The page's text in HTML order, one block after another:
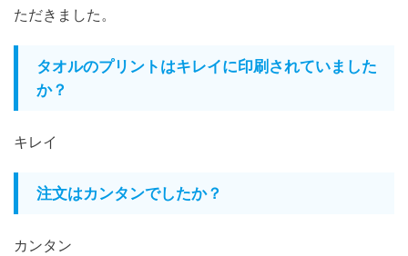
ただきました。
タオルのプリントはキレイに印刷されていました
か？
キレイ
注文はカンタンでしたか？
カンタン